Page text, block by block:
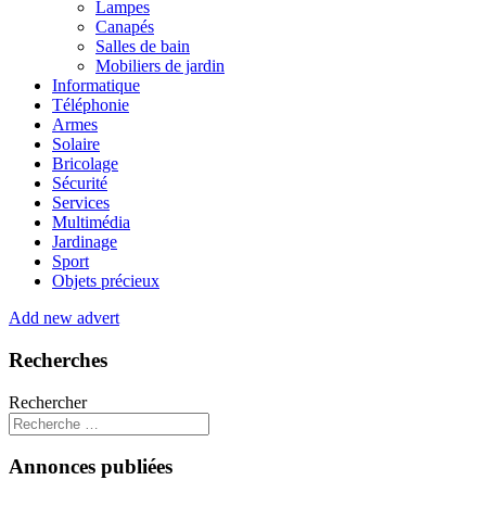
Lampes
Canapés
Salles de bain
Mobiliers de jardin
Informatique
Téléphonie
Armes
Solaire
Bricolage
Sécurité
Services
Multimédia
Jardinage
Sport
Objets précieux
Add new advert
Recherches
Rechercher
Annonces publiées